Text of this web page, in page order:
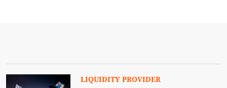
LIQUIDITY PROVIDER